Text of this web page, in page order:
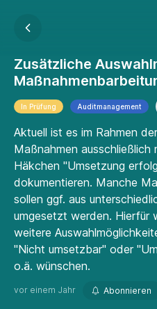
Zusätzliche
In Prüfung Auditmanagement
Aktuell ist es im Rahmen
Maßnahmen ausschließlich
Häkchen "Umsetzung
dokumentieren. Manche
sollen ggf. aus
umgesetzt werden. Hierfür
weitere
"Nicht umsetzbar" oder
o.ä. wünschen.
vor einem Jahr Abonnieren